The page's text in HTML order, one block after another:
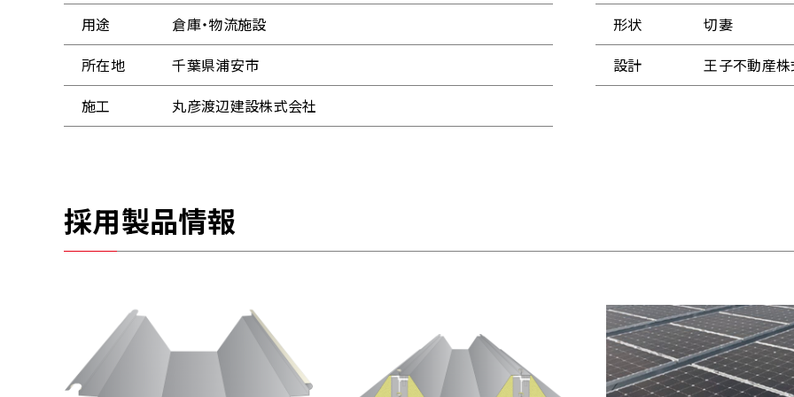
用途 倉庫・物流施設 形状
切妻
所在地
千葉県浦安市 設計
王子不動産
施工
丸彦渡辺建設株式会社
採用製品情報